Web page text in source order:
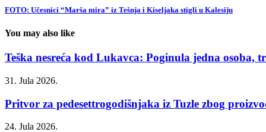
FOTO: Učesnici “Marša mira” iz Tešnja i Kiseljaka stigli u Kalesiju
You may also like
Teška nesreća kod Lukavca: Poginula jedna osoba,
31. Jula 2026.
Pritvor za pedesettrogodišnjaka iz Tuzle zbog
24. Jula 2026.